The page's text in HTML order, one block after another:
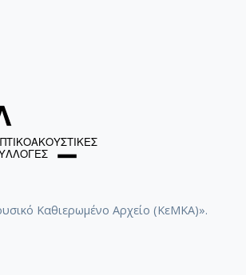
Καθιερωμένο Αρχείο (ΚεΜΚΑ)».